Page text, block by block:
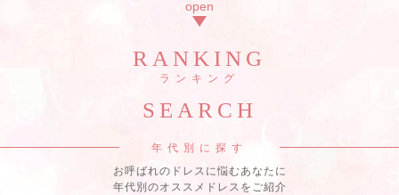
女子会・パーティー
ノースリーブ スーツ
RANKING
ランキング
SEARCH
年代別に探す
お呼ばれのドレスに悩むあなたに
年代別のオススメドレスをご紹介